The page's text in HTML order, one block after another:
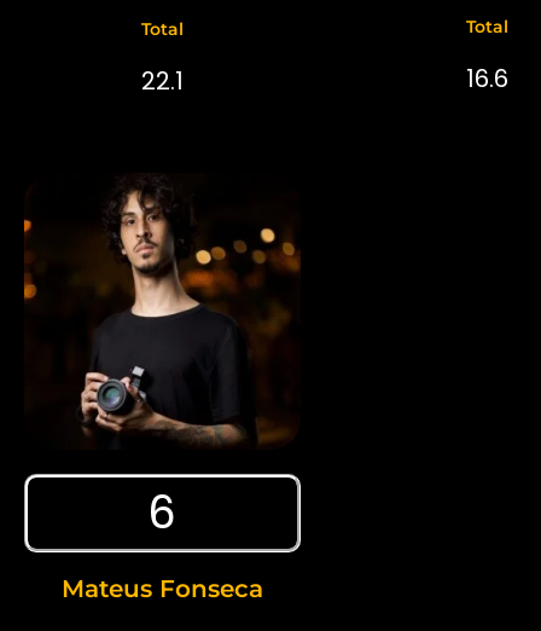
Total
22.1
Total
16.6
6
Mateus Fonseca